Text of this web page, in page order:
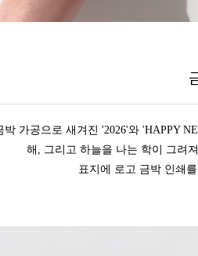
박 가공으로 새겨진 '2026'와 'HAPPY
해, 그리고 하늘을 나는 학이 그려
표지에 로고 금박 인쇄